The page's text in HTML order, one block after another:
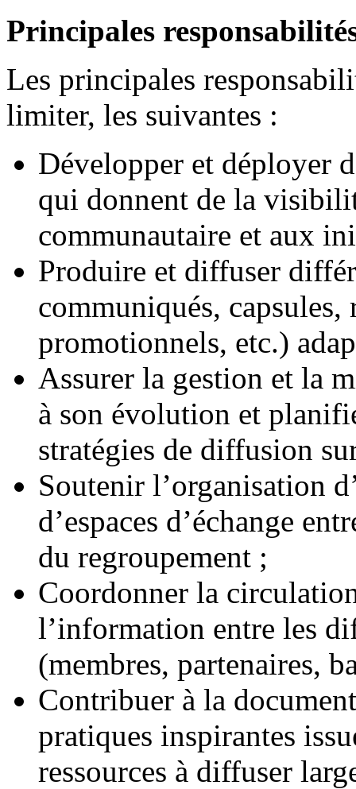
Principales
Les principales
limiter, les suivantes :
Développer et déployer
qui donnent de la
communautaire et aux
Produire et diffuser
communiqués,
promotionnels, etc.)
Assurer la gestion et la
à son évolution et
stratégies de diffusion
Soutenir l’organisation
d’espaces d’échange
du regroupement ;
Coordonner la
l’information entre les
(membres, partenaires,
Contribuer à la
pratiques inspirantes
ressources à diffuser